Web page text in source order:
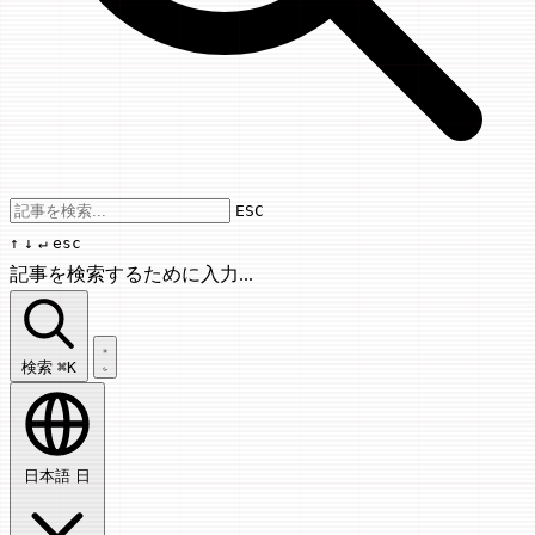
Use arrow keys to navigate results,
ESC
↑ ↓ ↵ esc
記事を検索するために入力...
記事を検索...
検索 ⌘K
日本語 日